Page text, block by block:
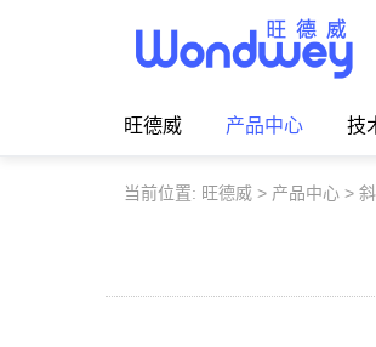
旺德威 产品中心 技
当前位置: 旺德威 > 产品中心 >